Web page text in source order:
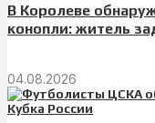
В Королеве
конопли: житель
04.08.2026